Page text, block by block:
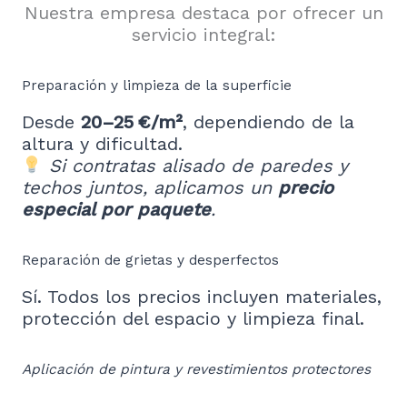
Nuestra empresa destaca por ofrecer un
servicio integral:
Preparación y limpieza de la superficie
Desde 20–25 €/m², dependiendo de la
altura y dificultad.
Si contratas alisado de paredes y
techos juntos, aplicamos un precio
especial por paquete.
Reparación de grietas y desperfectos
Sí. Todos los precios incluyen materiales,
protección del espacio y limpieza final.
Aplicación de pintura y revestimientos protectores